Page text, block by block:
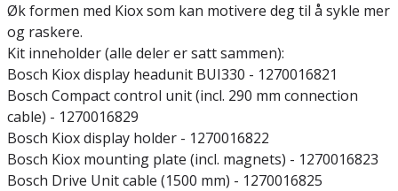
Øk formen med Kiox som kan motivere deg til å sykle mer
og raskere.
Kit inneholder (alle deler er satt sammen):
Bosch Kiox display headunit BUI330 - 1270016821
Bosch Compact control unit (incl. 290 mm connection
cable) - 1270016829
Bosch Kiox display holder - 1270016822
Bosch Kiox mounting plate (incl. magnets) - 1270016823
Bosch Drive Unit cable (1500 mm) - 1270016825